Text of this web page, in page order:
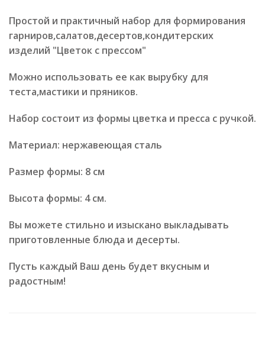
Простой и практичный набор для формирования
гарниров,салатов,десертов,кондитерских
изделий "Цветок с прессом"
Можно использовать ее как вырубку для
теста,мастики и пряников.
Набор состоит из формы цветка и пресса с ручкой.
Материал: нержавеющая сталь
Размер формы: 8 см
Высота формы: 4 см.
Вы можете стильно и изыскано выкладывать
приготовленные блюда и десерты.
Пусть каждый Ваш день будет вкусным и
радостным!